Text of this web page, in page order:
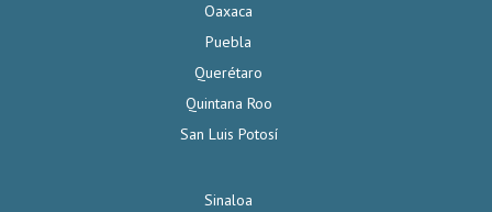
Oaxaca
Puebla
Querétaro
Quintana Roo
San Luis Potosí
Sinaloa